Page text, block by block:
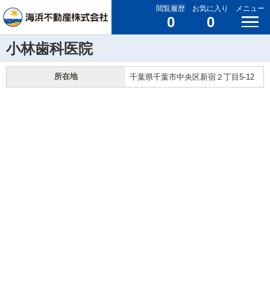
閲覧履歴
0
お気に入り
0
メニュー
小林歯科医院
所在地 千葉県千葉市中央区新宿２丁目5-12